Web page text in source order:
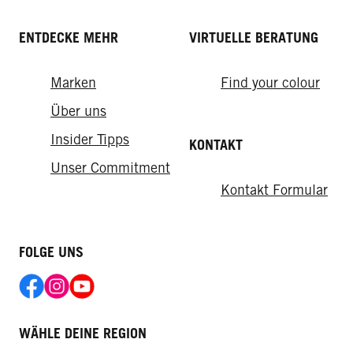
ENTDECKE MEHR
Marken
Über uns
Insider Tipps
Unser Commitment
VIRTUELLE BERATUNG
Find your colour
KONTAKT
Kontakt Formular
FOLGE UNS
WÄHLE DEINE REGION